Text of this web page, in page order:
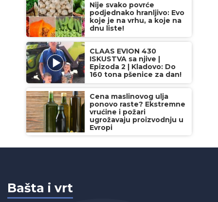
Nije svako povrće
podjednako hranljivo: Evo
koje je na vrhu, a koje na
dnu liste!
CLAAS EVION 430
ISKUSTVA sa njive |
Epizoda 2 | Kladovo: Do
160 tona pšenice za dan!
Cena maslinovog ulja
ponovo raste? Ekstremne
vrućine i požari
ugrožavaju proizvodnju u
Evropi
Bašta i vrt